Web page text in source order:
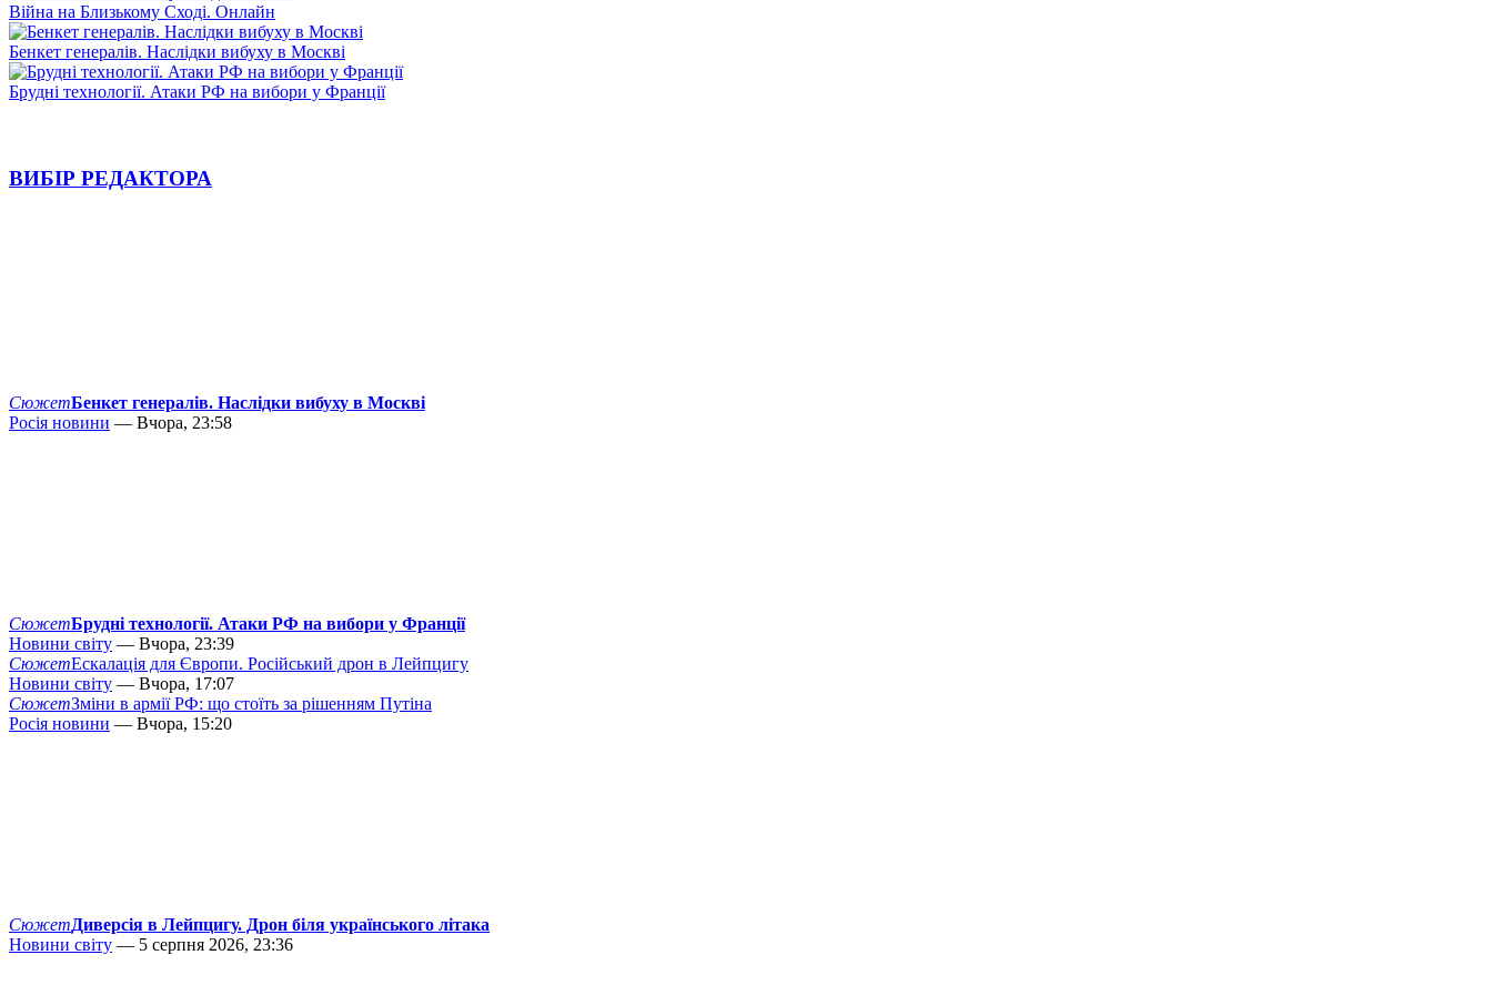
Війна на Близькому Сході. Онлайн
Бенкет генералів. Наслідки вибуху в Москві
Брудні технології. Атаки РФ на вибори у Франції
ВИБІР РЕДАКТОРА
СюжетБенкет генералів. Наслідки вибуху в Москві
Росія новини — Вчора, 23:58
СюжетБрудні технології. Атаки РФ на вибори у Франції
Новини світу — Вчора, 23:39
СюжетЕскалація для Європи. Російський дрон в Лейпцигу
Новини світу — Вчора, 17:07
СюжетЗміни в армії РФ: що стоїть за рішенням Путіна
Росія новини — Вчора, 15:20
СюжетДиверсія в Лейпцигу. Дрон біля українського літака
Новини світу — 5 серпня 2026, 23:36